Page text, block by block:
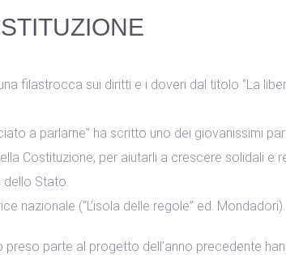
filastrocca sui diritti e i doveri dal titolo “La
a parlarne” ha scritto uno dei giovanissimi
Costituzione, per aiutarli a crescere solidali e
dello Stato.
nazionale (“L’isola delle regole” ed. Mondadori).
parte al progetto dell’anno precedente